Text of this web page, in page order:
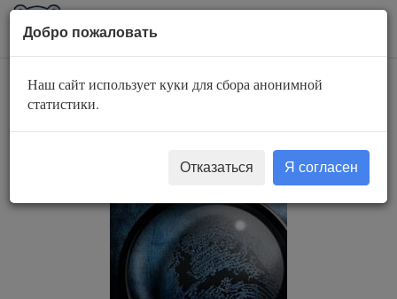
AuBook.org
Изгои
Добро пожаловать
Наш сайт использует куки для сбора анонимной
статистики.
Отказаться Я согласен